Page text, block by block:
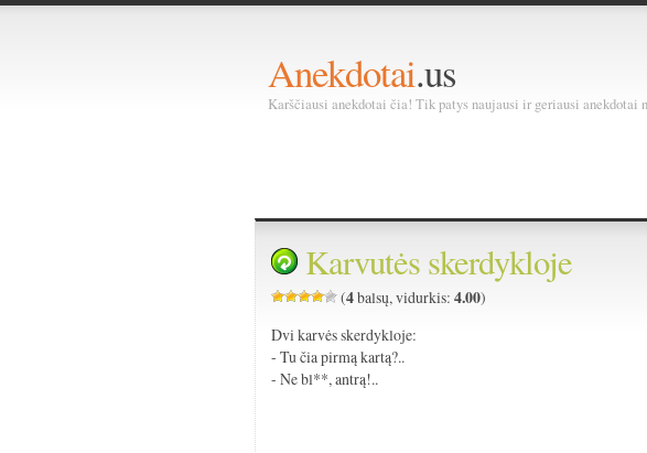
Anekdotai.us
Karščiausi anekdotai čia! Tik patys naujausi ir geriausi anekdotai
Karvutės skerdykloje
(4balsų, vidurkis:4.00)
Dvi karvės skerdykloje:
- Tu čia pirmą kartą?..
- Ne bl**, antrą!..